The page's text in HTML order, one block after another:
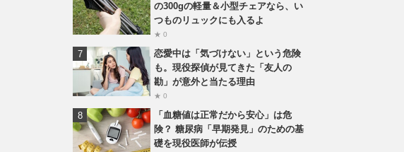
の300gの軽量＆小型チェアなら、い
つものリュックにも入るよ
★ 0
恋愛中は「気づけない」という危険
も。現役探偵が見てきた「友人の
勘」が意外と当たる理由
★ 0
「血糖値は正常だから安心」は危
険？ 糖尿病「早期発見」のための基
礎を現役医師が伝授